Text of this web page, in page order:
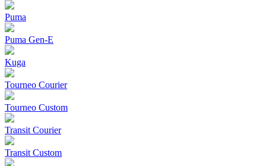
Puma
Puma Gen‑E
Kuga
Tourneo Courier
Tourneo Custom
Transit Courier
Transit Custom